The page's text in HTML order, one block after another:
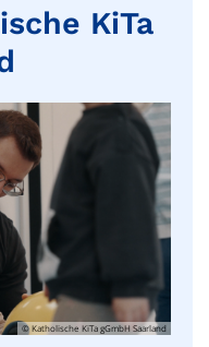
KiTa
© Katholische KiTa gGmbH Saarland